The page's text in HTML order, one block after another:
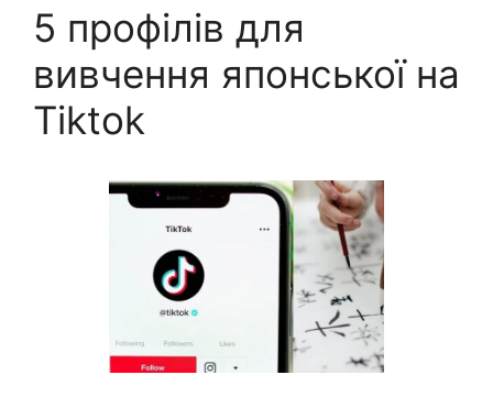
5 профілів для
вивчення японської на
Tiktok